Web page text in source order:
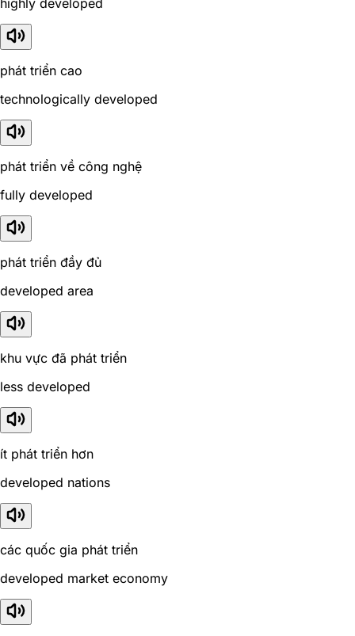
highly developed
phát triển cao
technologically developed
phát triển về công nghệ
fully developed
phát triển đầy đủ
developed area
khu vực đã phát triển
less developed
ít phát triển hơn
developed nations
các quốc gia phát triển
developed market economy